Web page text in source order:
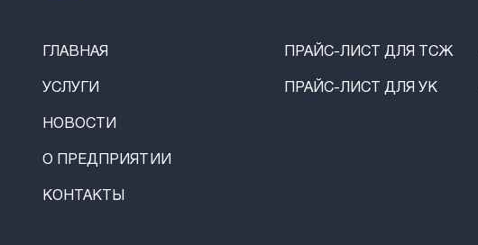
ГЛАВНАЯ
УСЛУГИ
НОВОСТИ
О ПРЕДПРИЯТИИ
КОНТАКТЫ
ПРАЙС-ЛИСТ ДЛЯ ТСЖ
ПРАЙС-ЛИСТ ДЛЯ УК